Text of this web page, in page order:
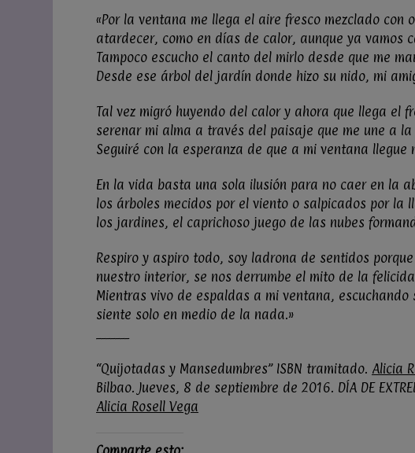
«Por la ventana me llega el aire fresco mezclado
atardecer, como en días de calor, aunque ya
Tampoco escucho el canto del mirlo desde que me
Desde ese árbol del jardín donde hizo su nido, mi
Tal vez migró huyendo del calor y ahora que llega el
serenar mi alma a través del paisaje que me une a
Seguiré con la esperanza de que a mi ventana
En la vida basta una sola ilusión para no caer en la
los árboles mecidos por el viento o salpicados por
los jardines, el caprichoso juego de las nubes
Respiro y aspiro todo, soy ladrona de sentidos
nuestro interior, se nos derrumbe el mito de la
Mientras vivo de espaldas a mi ventana,
siente solo en medio de la nada.»
“Quijotadas y Mansedumbres” ISBN tramitado. Alicia
Bilbao. Jueves, 8 de septiembre de 2016. DÍA DE
Alicia Rosell Vega